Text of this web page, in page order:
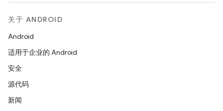
关于 ANDROID
Android
适用于企业的 Android
安全
源代码
新闻